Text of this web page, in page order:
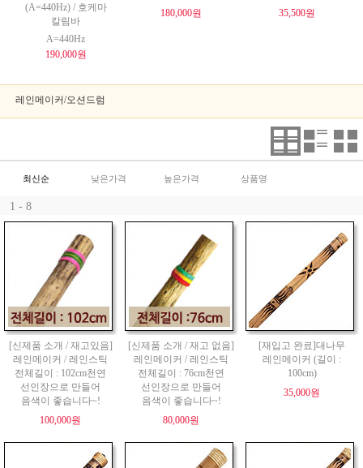
(A=440Hz) / 호케마
칼림바
A=440Hz
190,000원
180,000원
35,500원
레인메이커/오션드럼
최신순 낮은가격 높은가격 상품명
1 - 8
[신제품 소개 / 재고있음]
레인메이커 / 레인스틱
전체길이 : 102cm천연
선인장으로 만들어
음색이 좋습니다~!
100,000원
[신제품 소개 / 재고 없음]
레인메이커 / 레인스틱
전체길이 : 76cm천연
선인장으로 만들어
음색이 좋습니다~!
80,000원
[재입고 완료]대나무
레인메이커 (길이 :
100cm)
35,000원